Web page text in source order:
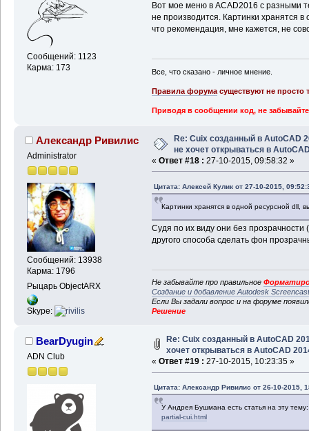
Сообщений: 1123
Карма: 173
Вот мое меню в ACAD2016 с разными
не производится. Картинки хранятся
что рекомендация, мне кажется, не
Все, что сказано - личное мнение.
Правила форумасуществуют не просто
Приводя в сообщении код, не
Александр Ривилис
Administrator
Сообщений: 13938
Карма: 1796
Рыцарь ObjectARX
Skype:
Re: Cuix созданный в AutoCAD
не хочет открываться в
« Ответ #18 : 27-10-2015, 09:58:32 »
Цитата: Алексей Кулик от 27-10-2015,
Картинки хранятся в одной ресурсной dll,
Судя по их виду они без прозрачности
другого способа сделать фон
Не забывайте про правильное
Создание и добавление Autodesk
Если Вы задали вопрос и на форуме
Решение
BearDyugin
ADN Club
Re: Cuix созданный в AutoCAD
хочет открываться в AutoCAD
« Ответ #19 : 27-10-2015, 10:23:35 »
Цитата: Александр Ривилис от 26-10-2015,
У Андрея Бушмана есть статья на эту
partial-cui.html